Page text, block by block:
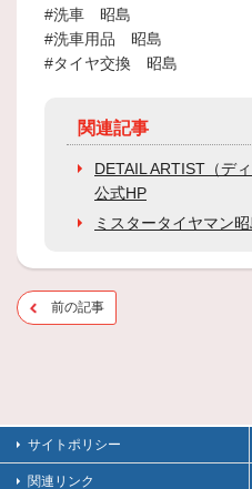
#洗車 昭島
#洗車用品 昭島
#タイヤ交換 昭島
関連記事
DETAIL ARTIST（デ
公式HP
ミスタータイヤマン
前の記事
サイトポリシー
関連リンク